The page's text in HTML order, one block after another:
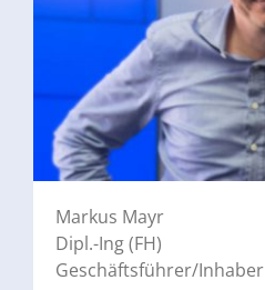
Markus Mayr
Dipl.-Ing (FH)
Geschäftsführer/Inhaber